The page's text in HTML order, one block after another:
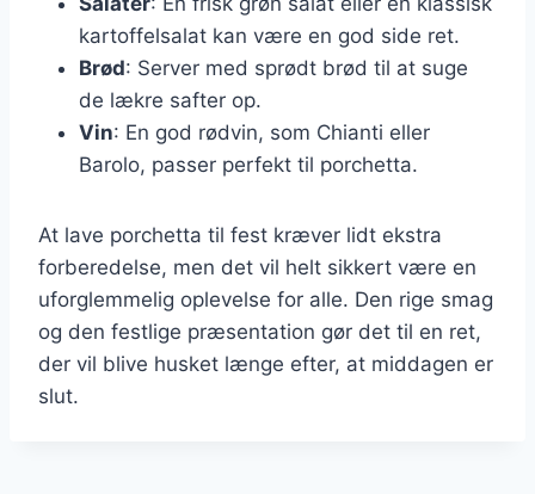
kartoffelsalat kan være en god side ret.
Brød: Server med sprødt brød til at suge
de lækre safter op.
Vin: En god rødvin, som Chianti eller
Barolo, passer perfekt til porchetta.
At lave porchetta til fest kræver lidt ekstra
forberedelse, men det vil helt sikkert være en
uforglemmelig oplevelse for alle. Den rige smag
og den festlige præsentation gør det til en ret,
der vil blive husket længe efter, at middagen er
slut.